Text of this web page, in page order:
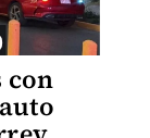
con